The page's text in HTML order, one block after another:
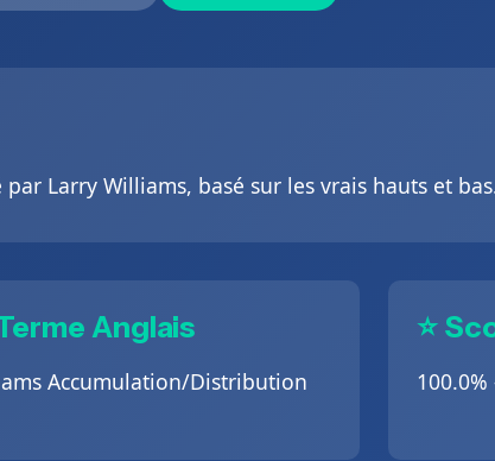
Larry Williams, basé sur les vrais hauts et
Anglais
Accumulation/Distribution
⭐